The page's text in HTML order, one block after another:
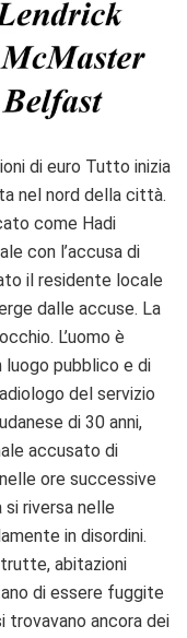
di euro Tutto inizia
nel nord della città.
come Hadi
con l’accusa di
il residente locale
dalle accuse. La
L’uomo è
pubblico e di
del servizio
di 30 anni,
accusato di
ore successive
si riversa nelle
in disordini.
abitazioni
di essere fuggite
trovavano ancora dei